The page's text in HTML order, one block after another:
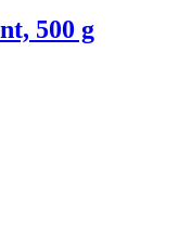
500 g